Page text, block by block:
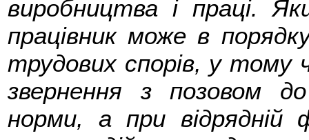
виробництва і праці.
працівник може в
трудових спорів, у тому
звернення з позовом
норми, а при відрядній